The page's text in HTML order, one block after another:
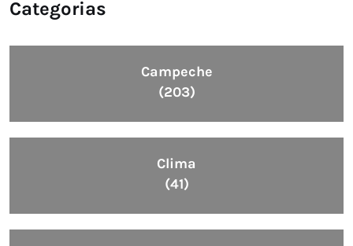
Categorias
Campeche
(203)
Clima
(41)